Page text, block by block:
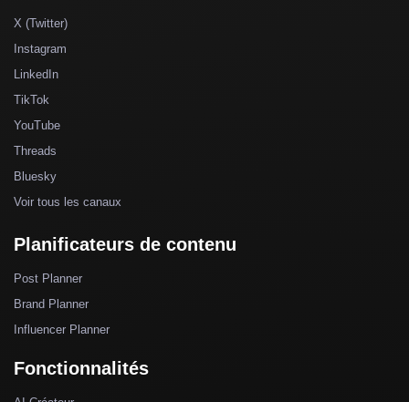
X (Twitter)
Instagram
LinkedIn
TikTok
YouTube
Threads
Bluesky
Voir tous les canaux
Planificateurs de contenu
Post Planner
Brand Planner
Influencer Planner
Fonctionnalités